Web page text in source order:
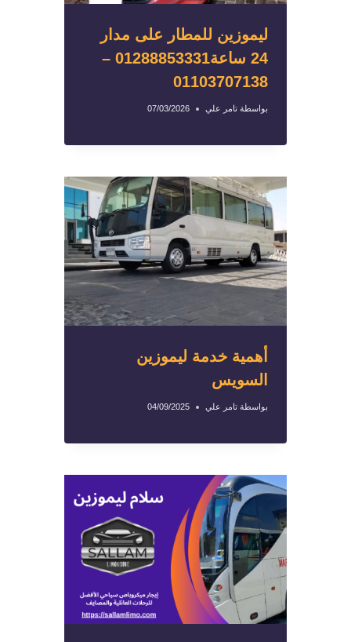
ليموزين للمطار على مدار
24 ساعة01288853331 –
01103707138
بواسطة تامر علي 07/03/2026
أهمية خدمة ليموزين
السويس
بواسطة تامر علي 04/09/2025